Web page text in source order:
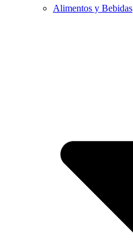
Alimentos y Bebidas